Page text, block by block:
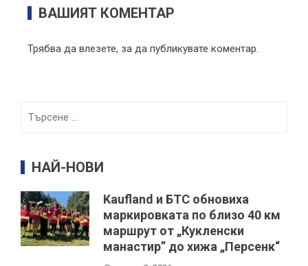
ВАШИЯТ КОМЕНТАР
Трябва да влезете, за да публикувате коментар.
НАЙ-НОВИ
Kaufland и БТС обновиха
маркировката по близо 40 км
маршрут от „Кукленски
манастир” до хижа „Персенк“